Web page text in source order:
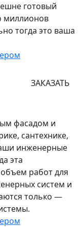
готовый
миллионов
тогда это ваша
ЗАКАЗАТЬ
фасадом и
сантехнике,
инженерные
эта
работ для
систем и
только —